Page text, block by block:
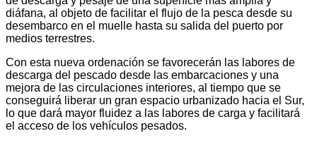
diáfana, al objeto de facilitar el flujo de la pesca desde su
desembarco en el muelle hasta su salida del puerto por
medios terrestres.
Con esta nueva ordenación se favorecerán las labores de
descarga del pescado desde las embarcaciones y una
mejora de las circulaciones interiores, al tiempo que se
conseguirá liberar un gran espacio urbanizado hacia el Sur,
lo que dará mayor fluidez a las labores de carga y facilitará
el acceso de los vehículos pesados.